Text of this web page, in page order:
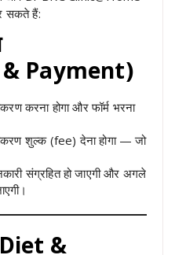
सकते हैं:
Payment)
करना होगा और फॉर्म भरना
शुल्क (fee) देना होगा — जो
संग्रहित हो जाएगी और अगले
&